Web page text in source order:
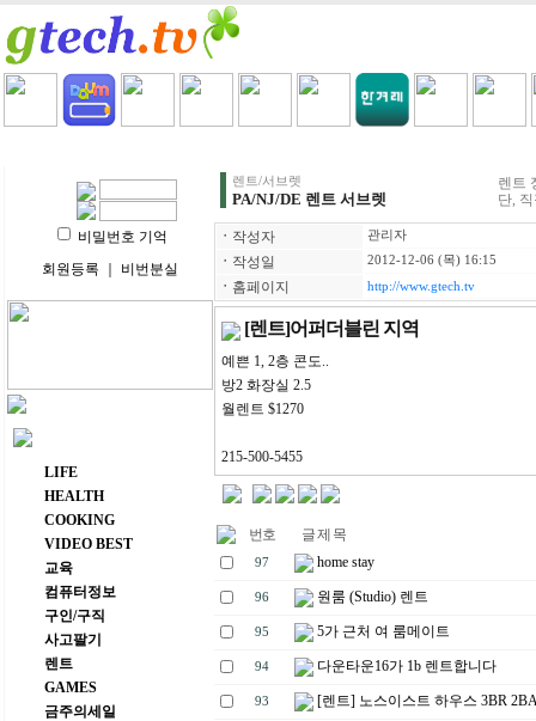
비밀번호 기억
회원등록
비번분실
주요 메뉴
LIFE
HEALTH
COOKING
VIDEO BEST
교육
컴퓨터정보
구인/구직
사고팔기
렌트
GAMES
금주의세일
렌트/서브렛
PA/NJ/DE 렌트 서브렛
렌트
단,
ㆍ 작성자 관리자
ㆍ 작성일 2012-12-06 (목) 16:15
ㆍ 홈페이지 http://www.gtech.tv
[렌트]어퍼더블린 지역
예쁜 1, 2층 콘도..
방2 화장실 2.5
월렌트 $1270
215-500-5455
번호 글 제 목
97 home stay
96 원룸 (Studio) 렌트
95 5가 근처 여 룸메이트
94 다운타운16가 1b 렌트합니다
93 [렌트] 노스이스트 하우스 3BR